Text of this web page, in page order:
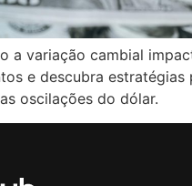
a variação cambial
e descubra estratégias
oscilações do dólar.